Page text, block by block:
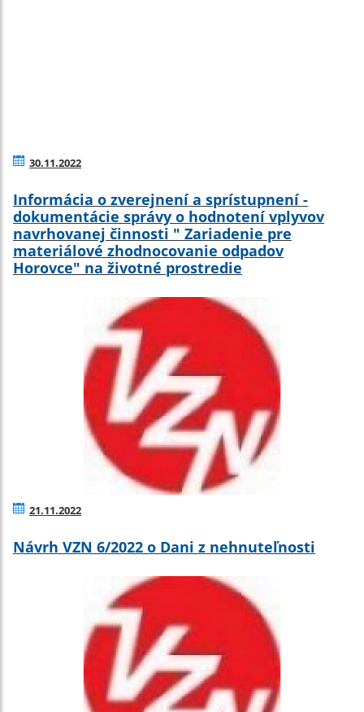
30.11.2022
Informácia o zverejnení a sprístupnení -
dokumentácie správy o hodnotení vplyvov
navrhovanej činnosti " Zariadenie pre
materiálové zhodnocovanie odpadov
Horovce" na životné prostredie
21.11.2022
Návrh VZN 6/2022 o Dani z nehnuteľnosti